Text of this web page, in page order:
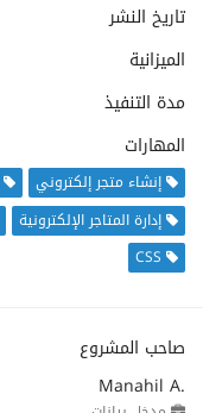
تاريخ النشر
الميزانية
مدة التنفيذ
المهارات
إنشاء متجر إلكتروني
إدارة المتاجر الإلكترونية
CSS
صاحب المشروع
Manahil A.